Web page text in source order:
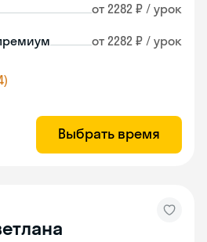
от 2282 ₽ / урок
от 2282 ₽ / урок
Выбрать время